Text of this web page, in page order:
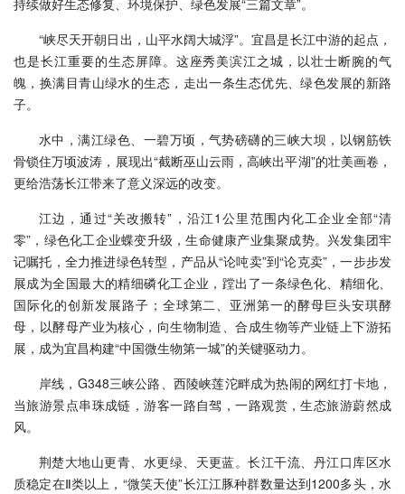
“峡尽天开朝日出，山平水阔大城浮”。宜昌是长江中游的起点，
也是长江重要的生态屏障。这座秀美滨江之城，以壮士断腕的气
魄，换满目青山绿水的生态，走出一条生态优先、绿色发展的新路
子。
水中，满江绿色、一碧万顷，气势磅礴的三峡大坝，以钢筋铁
骨锁住万顷波涛，展现出“截断巫山云雨，高峡出平湖”的壮美画卷，
更给浩荡长江带来了意义深远的改变。
江边，通过“关改搬转”，沿江1公里范围内化工企业全部“清
零”，绿色化工企业蝶变升级，生命健康产业集聚成势。兴发集团牢
记嘱托，全力推进绿色转型，产品从“论吨卖”到“论克卖”，一步步发
展成为全国最大的精细磷化工企业，蹚出了一条绿色化、精细化、
国际化的创新发展路子；全球第二、亚洲第一的酵母巨头安琪酵
母，以酵母产业为核心，向生物制造、合成生物等产业链上下游拓
展，成为宜昌构建“中国微生物第一城”的关键驱动力。
岸线，G348三峡公路、西陵峡莲沱畔成为热闹的网红打卡地，
当旅游景点串珠成链，游客一路自驾，一路观赏，生态旅游蔚然成
风。
荆楚大地山更青、水更绿、天更蓝。长江干流、丹江口库区水
质稳定在Ⅱ类以上，“微笑天使”长江江豚种群数量达到1200多头，水